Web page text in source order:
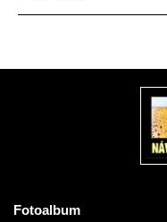
Fotoalbum